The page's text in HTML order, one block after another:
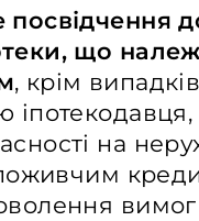
посвідчення
що
, крім
на
вимог